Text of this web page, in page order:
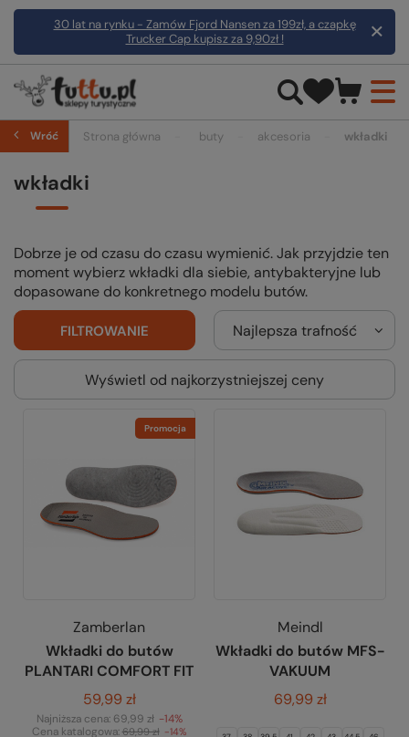
30 lat na rynku - Zamów Fjord Nansen za 199zł, a czapkę
Trucker Cap kupisz za 9,90zł !
Wróć Strona główna buty akcesoria wkładki
wkładki
Dobrze je od czasu do czasu wymienić. Jak przyjdzie ten
moment wybierz wkładki dla siebie, antybakteryjne lub
dopasowane do konkretnego modelu butów.
Najlepsza trafność
FILTROWANIE
Wyświetl od najkorzystniejszej ceny
Promocja
Zamberlan
Wkładki do butów
PLANTARI COMFORT FIT
59,99 zł
Najniższa cena: 69,99 zł -14%
Cena katalogowa:69,99 zł -14%
Meindl
Wkładki do butów MFS-
VAKUUM
69,99 zł